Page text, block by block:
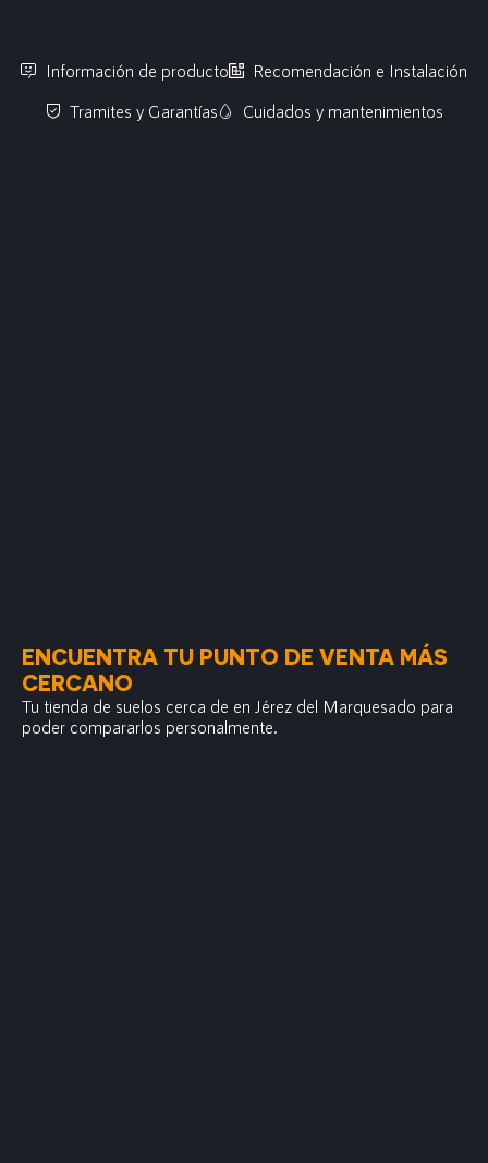
Información de producto
Recomendación e Instalación
Tramites y Garantías
Cuidados y mantenimientos
ENCUENTRA TU PUNTO DE VENTA MÁS
CERCANO
Tu tienda de suelos cerca de en Jérez del Marquesado para
poder compararlos personalmente.